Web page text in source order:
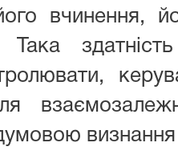
вчинення,
Така